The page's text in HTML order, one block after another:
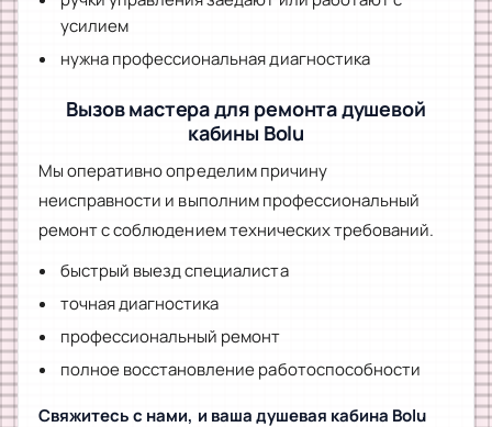
усилием
нужна профессиональная диагностика
Вызов мастера для ремонта душевой
кабины Bolu
Мы оперативно определим причину
неисправности и выполним профессиональный
ремонт с соблюдением технических требований.
быстрый выезд специалиста
точная диагностика
профессиональный ремонт
полное восстановление работоспособности
Свяжитесь с нами, и ваша душевая кабина Bolu